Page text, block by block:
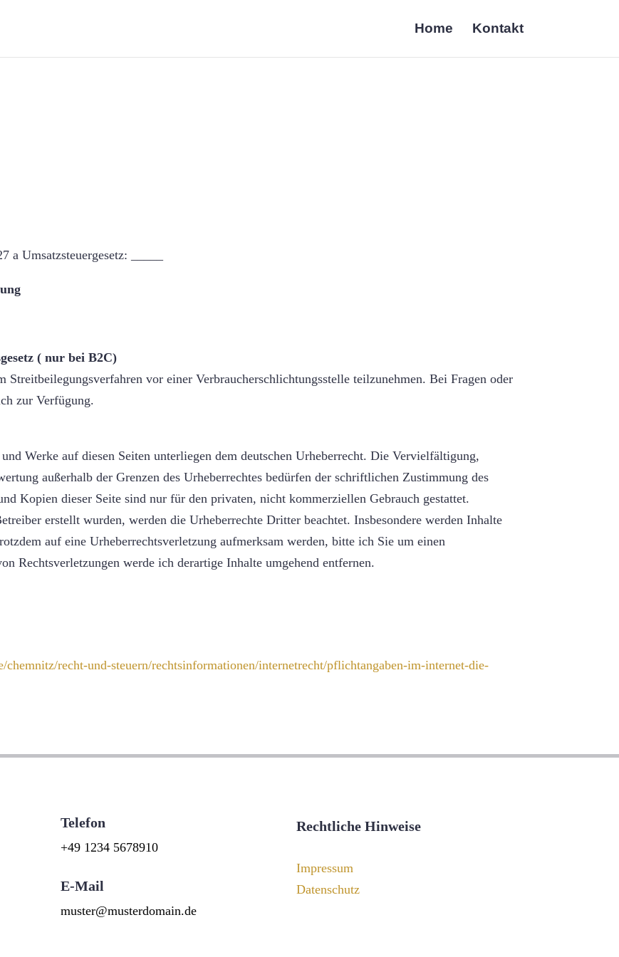
Home Kontakt
Umsatzsteuergesetz: _____
( nur bei B2C)
vor einer Verbraucherschlichtungsstelle teilzunehmen. Bei Fragen oder
zur Verfügung.
Werke auf diesen Seiten unterliegen dem deutschen Urheberrecht. Die Vervielfältigung,
außerhalb der Grenzen des Urheberrechtes bedürfen der schriftlichen Zustimmung des
Kopien dieser Seite sind nur für den privaten, nicht kommerziellen Gebrauch gestattet.
erstellt wurden, werden die Urheberrechte Dritter beachtet. Insbesondere werden Inhalte
auf eine Urheberrechtsverletzung aufmerksam werden, bitte ich Sie um einen
Rechtsverletzungen werde ich derartige Inhalte umgehend entfernen.
chemnitz/recht-und-steuern/rechtsinformationen/internetrecht/pflichtangaben-im-internet-die-
Telefon
+49 1234 5678910
E-Mail
muster@musterdomain.de
Rechtliche Hinweise
Impressum
Datenschutz